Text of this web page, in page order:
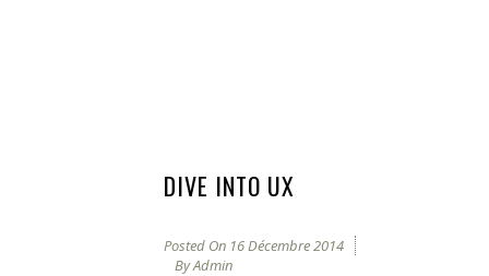
DIVE INTO UX
Posted On 16 Décembre 2014
ByAdmin